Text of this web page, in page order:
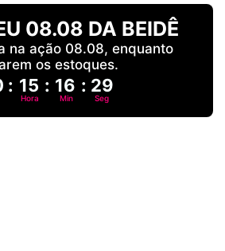
08.08 DA BEIDÊ
na ação 08.08, enquanto
os estoques.
: 15 : 16 : 28
Hora Min Seg